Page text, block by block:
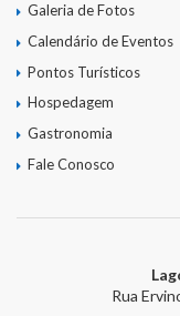
Galeria de Fotos
Calendário de Eventos
Pontos Turísticos
Hospedagem
Gastronomia
Fale Conosco
Rua